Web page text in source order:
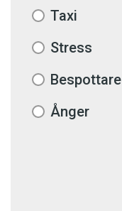
Taxi
Stress
Bespottare
Ånger